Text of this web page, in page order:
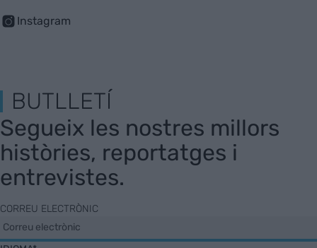
Instagram
BUTLLETÍ
Segueix les nostres millors
històries, reportatges i
entrevistes.
CORREU ELECTRÒNIC